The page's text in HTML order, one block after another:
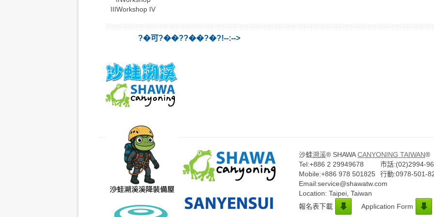
IIIWorkshop IV
?�可?��??��?�?!--:-->
沙蛙溯溪® SHAWACANYONING TAIWAN®
Tel:+886 2 29949678
市話:(02)2994-
Mobile:+886 978 501825
行動:0978-501-
Email:service@shawatw.com
Location: Taipei, Taiwan
報名表下載
Application Form